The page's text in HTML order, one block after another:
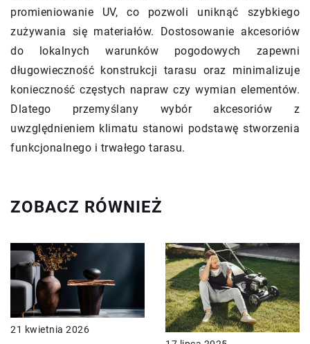
promieniowanie UV, co pozwoli uniknąć szybkiego
zużywania się materiałów. Dostosowanie akcesoriów
do lokalnych warunków pogodowych zapewni
długowieczność konstrukcji tarasu oraz minimalizuje
konieczność częstych napraw czy wymian elementów.
Dlatego przemyślany wybór akcesoriów z
uwzględnieniem klimatu stanowi podstawę stworzenia
funkcjonalnego i trwałego tarasu.
ZOBACZ RÓWNIEŻ
21 kwietnia 2026